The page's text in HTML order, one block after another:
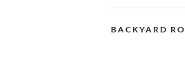
BACKYARD